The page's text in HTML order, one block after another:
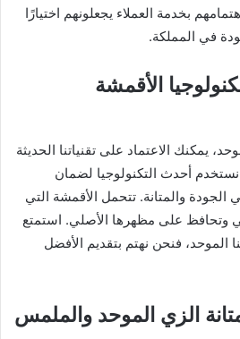
بخدمة العملاء يجعلونهم اختيارًا
في المملكة.
الأقمشة
يمكنك الاعتماد على تقنياتنا الحديثة
أحدث التكنولوجيا لضمان
والمتانة. تتحمل الأقمشة التي
وتحافظ على مظهرها الأصلي. استمتع
الموحد، فنحن نهتم بتقديم الأفضل
الزي الموحد والملمس